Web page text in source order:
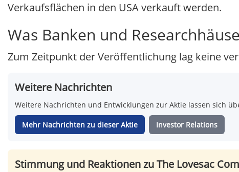
Verkaufsflächen in den USA verkauft werden.
Was Banken und
Zum Zeitpunkt der Veröffentlichung lag keine
Weitere Nachrichten
Weitere Nachrichten und Entwicklungen zur Aktie lassen sich
Mehr Nachrichten zu dieser Aktie Investor Relations
Stimmung und Reaktionen zu The Lovesac